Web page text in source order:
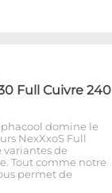
Full Cuivre 240
domine le
NexXxoS Full
variantes de
Tout comme notre
permet de